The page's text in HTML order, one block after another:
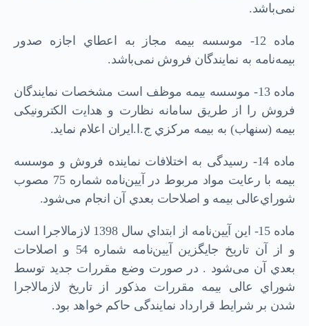
ﻧﻤﯽﺑﺎﺷﺪ.
ﻣﺎده 12- ﻣﻮﺳﺴﻪ ﺑﯿﻤﻪ ﻣﺠﺎز ﺑﻪ اﻋﻄﺎي اﺟﺎزه ﺻﺪور
ﺑﯿﻤﻪﻧﺎﻣﻪ ﺑﻪ ﻧﻤﺎﯾﻨﺪﮔﺎن ﻓﺮوش ﻧﻤﯽﺑﺎﺷﺪ.
ﻣﺎده 13- ﻣﻮﺳﺴﻪ ﺑﯿﻤﻪ ﻣﻮﻇﻒ اﺳﺖ ﻣﺸﺨﺼﺎت ﻧﻤﺎﯾﻨﺪﮔﺎن
ﻓﺮوش را از ﻃﺮﯾﻖ ﺳﺎﻣﺎﻧﻪ ﻧﻈﺎرت و ﻫﺪاﯾت اﻟﮑﺘﺮوﻧﯿﮑﯽ
ﺑﯿﻤﻪ (ﺳﻨﻬﺎب) ﺑﻪ ﺑﯿﻤﻪ ﻣﺮﮐﺰي ج.ا.اﯾﺮان اﻋﻼم ﻧﻤﺎﯾﺪ.
ﻣﺎده 14- رﺳﯿﺪﮔﯽ ﺑﻪ اﺧﺘﻼﻓﺎت ﻧﻤﺎﯾﻨﺪه ﻓﺮوش و ﻣﻮﺳﺴﻪ
ﺑﯿﻤﻪ ﺑﺎ رﻋﺎﯾﺖ ﻣﻮاد ﻣﺮﺑﻮط در آﯾﯿﻦﻧﺎﻣه ﺷﻤﺎره 75 ﻣﺼﻮب
ﺷﻮرايﻋﺎﻟﯽ ﺑﯿﻤﻪ و اﺻﻼﺣﺎت ﺑﻌﺪي آن اﻧﺠﺎم ﻣﯽﺷﻮد.
ﻣﺎده 15- اﯾﻦ آﯾﯿﻦﻧﺎﻣﻪ از اﺑﺘﺪاي ﺳﺎل 1398 ﻻزماﻻﺟﺮا اﺳﺖ
و از آن ﺗﺎرﯾﺦ ﺟﺎﯾﮕﺰﯾﻦ آﯾﯿﻦﻧﺎﻣﻪ ﺷﻤﺎره 54 و اﺻﻼﺣﺎت
ﺑﻌﺪي آن ﻣﯽﺷﻮد . در ﺻﻮرت وﺿﻊ ﻣﻘﺮرات ﺟﺪﯾﺪ ﺗﻮﺳﻂ
ﺷﻮراي ﻋﺎﻟﯽ ﺑﯿﻤﻪ ﻣﻘﺮرات ﻣﺬﮐﻮر از ﺗﺎرﯾﺦ ﻻزماﻻﺟﺮا
ﺷﺪن ﺑﺮ ﺷﺮاﯾﻂ ﻗﺮارداد ﻧﻤﺎﯾﻨﺪﮔﯽ ﺣﺎﮐﻢ ﺧﻮاﻫﺪ ﺑﻮد.